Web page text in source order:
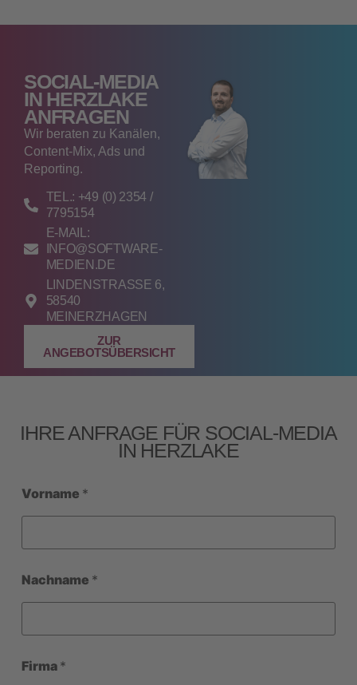
SOCIAL‑MEDIA
IN HERZLAKE
ANFRAGEN
Wir beraten zu Kanälen,
Content‑Mix, Ads und
Reporting.
TEL.: +49 (0) 2354 /
7795154
E-MAIL:
INFO@SOFTWARE-
MEDIEN.DE
LINDENSTRASSE 6, 5
8540 M
EINERZHAGEN
ZUR
ANGEBOTSÜBERSICHT
IHRE ANFRAGE FÜR SOCIAL‑MEDIA
IN HERZLAKE
Vorname *
Nachname *
Firma *